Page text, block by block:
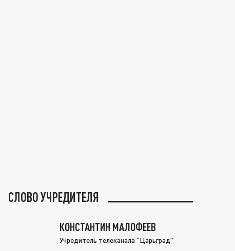
СЛОВО УЧРЕДИТЕЛЯ
КОНСТАНТИН МАЛОФЕЕВ
Учредитель телеканала "Царьград"